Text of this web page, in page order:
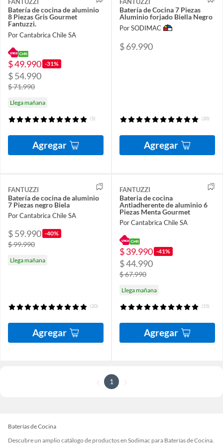
FANTUZZI
Batería de cocina de aluminio
8 Piezas Gris Gourmet
Fantuzzi.
Por Cantabrica Chile SA
$ 49.990 -31%
$ 54.990
$ 71.990
Llega mañana
(5)
Agregar
FANTUZZI
Batería de Cocina 7 Piezas
Aluminio forjado Biella Negro
Por SODIMAC
$ 69.990
(20)
Agregar
FANTUZZI
Batería de cocina de aluminio
7 Piezas negro Biela
Por Cantabrica Chile SA
$ 59.990 -40%
$ 99.990
Llega mañana
(20)
Agregar
FANTUZZI
Bateria de cocina
Antiadherente de aluminio 6
Piezas Menta Gourmet
Por Cantabrica Chile SA
$ 39.990 -41%
$ 44.990
$ 67.990
Llega mañana
(15)
Agregar
1
Baterías de Cocina
Descubre un amplio catálogo de productos en Sodimac para Baterías de Cocina.